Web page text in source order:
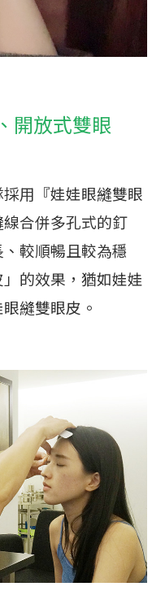
開放式雙眼
用『娃娃眼縫雙眼
合併多孔式的釘
較順暢且較為穩
的效果，猶如娃娃
縫雙眼皮。